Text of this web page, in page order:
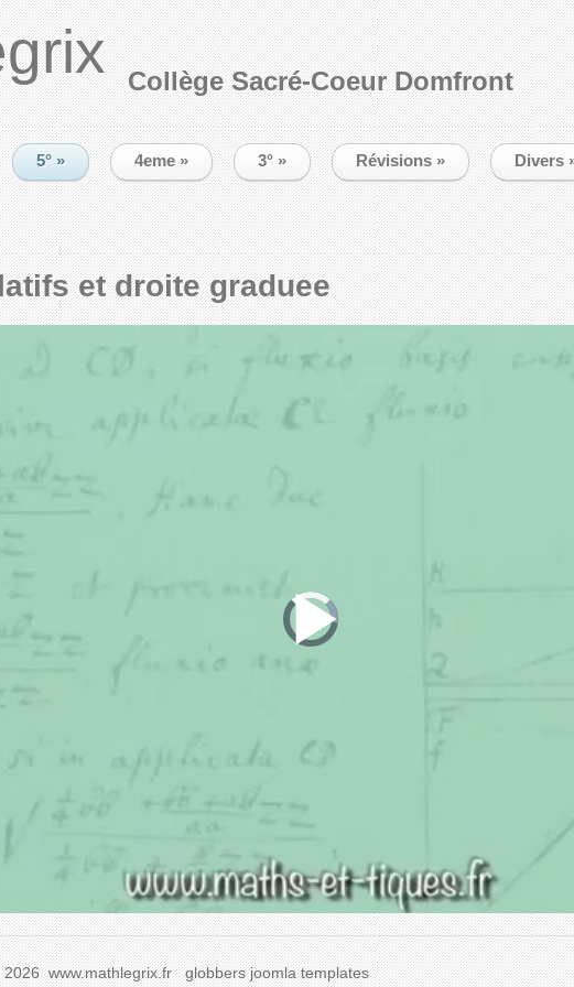
Collège Sacré-Coeur Domfront
5° » 4eme » 3° » Révisions » Divers
et droite graduee
2026 www.mathlegrix.frglobbers joomla templates